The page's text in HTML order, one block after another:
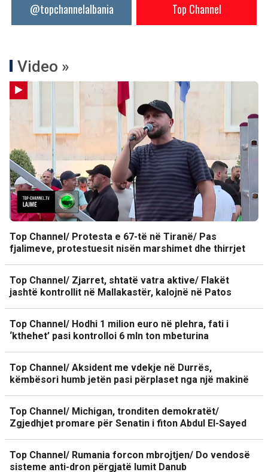
@topchannelalbania Top Channel
Video »
Top Channel/ Protesta e 67-të në Tiranë/ Pas
fjalimeve, protestuesit nisën marshimet dhe thirrjet
Top Channel/ Zjarret, shtatë vatra aktive/ Flakët
jashtë kontrollit në Mallakastër, kalojnë në Patos
Top Channel/ Hodhi 1 milion euro në plehra, fati i
‘kthehet’ pasi kontrolloi 6 mln ton mbeturina
Top Channel/ Aksident me vdekje në Durrës,
këmbësori humb jetën pasi përplaset nga një makinë
Top Channel/ Michigan, tronditen demokratët/
Zgjedhjet promare për Senatin i fiton Abdul El-Sayed
Top Channel/ Rumania forcon mbrojtjen/ Do vendosë
sisteme anti-dron përgjatë lumit Danub